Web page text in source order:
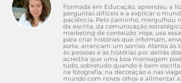
Formada em Educação, aprendeu a
perguntas difíceis e a explicar o
paciência. Pelo caminho, mergulhou
da escrita, da comunicação
marketing de conteúdo. Hoje, usa
para criar histórias que informam,
sorte, arrancam um sorriso. Atenta às
às pessoas e às histórias por detrás
acredita que uma boa mensagem
tudo, sobretudo quando é bem
na fotografia, na decoração e nas
mundo com novos olhos e alimentar